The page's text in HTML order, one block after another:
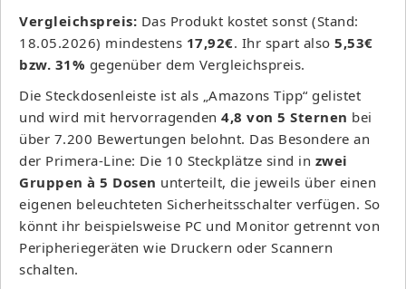
Vergleichspreis: Das Produkt kostet sonst (Stand:
18.05.2026) mindestens 17,92€. Ihr spart also 5,53€
bzw. 31% gegenüber dem Vergleichspreis.
Die Steckdosenleiste ist als „Amazons Tipp“ gelistet
und wird mit hervorragenden 4,8 von 5 Sternen bei
über 7.200 Bewertungen belohnt. Das Besondere an
der Primera-Line: Die 10 Steckplätze sind in zwei
Gruppen à 5 Dosen unterteilt, die jeweils über einen
eigenen beleuchteten Sicherheitsschalter verfügen. So
könnt ihr beispielsweise PC und Monitor getrennt von
Peripheriegeräten wie Druckern oder Scannern
schalten.